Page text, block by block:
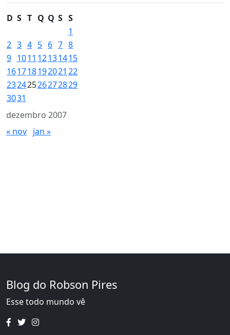
dezembro 2007
D S T Q Q S S
1
2 3 4 5 6 7 8
9 1011 12131415
161718192021 22
23242526272829
3031
« nov jan »
Blog do Robson Pires
Esse todo mundo vê